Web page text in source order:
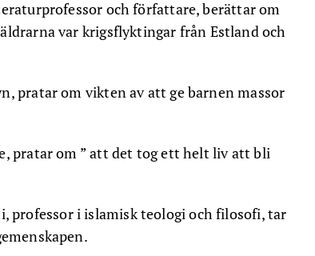
och författare, berättar om
var krigsflyktingar från Estland och
pratar om vikten av att ge barnen massor
pratar om ” att det tog ett helt liv att bli
professor i islamisk teologi och filosofi, tar